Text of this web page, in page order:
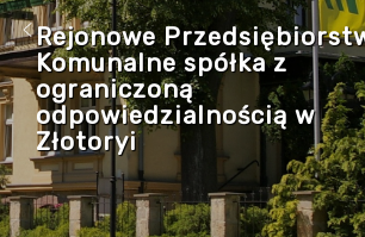
Rejonowe
Komunalne spółka z
ograniczoną
odpowiedzialnością w
Złotoryi